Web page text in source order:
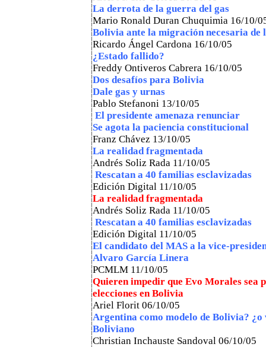
La derrota de la guerra del gas
Mario Ronald Duran Chuquimia 16/10/
Bolivia ante la migración necesaria de
Ricardo Ángel Cardona 16/10/05
¿Estado fallido?
Freddy Ontiveros Cabrera 16/10/05
Dos desafíos para Bolivia
Dale gas y urnas
Pablo Stefanoni 13/10/05
El presidente amenaza renunciar
Se agota la paciencia constitucional
Franz Chávez 13/10/05
La realidad fragmentada
Andrés Soliz Rada 11/10/05
Rescatan a 40 familias esclavizadas
Edición Digital 11/10/05
La realidad fragmentada
Andrés Soliz Rada 11/10/05
Rescatan a 40 familias esclavizadas
Edición Digital 11/10/05
El candidato del MAS a la vice-
Alvaro García Linera
PCMLM 11/10/05
Quieren impedir que Evo Morales sea
elecciones en Bolivia
Ariel Florit 06/10/05
Argentina como modelo de Bolivia?
Boliviano
Christian Inchauste Sandoval 06/10/05